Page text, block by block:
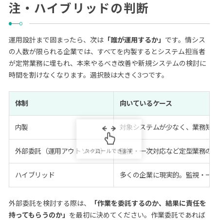
注・ハイブリッドの判断
運用設計まで固まったら、次は「誰が運用するか」 です。情シス
の人数が限られる企業では、すべてを内製するとシステム担当者
が定常業務に埋もれ、本来やるべき改善や新規システムの検討に
時間を割けなくなります。選択肢は大きく3つです。
体制 向いているケース
内製 対象システムが少なく、業務知
外部委託（運用アウトソース） 監視・一次対応など定型業務の
ハイブリッド 多くの企業に現実的。監視・一
外部委託を検討する際は、
「作業を委託するのか、結果に責任を
持ってもらうのか」 を最初に決めてください。作業委託であれば